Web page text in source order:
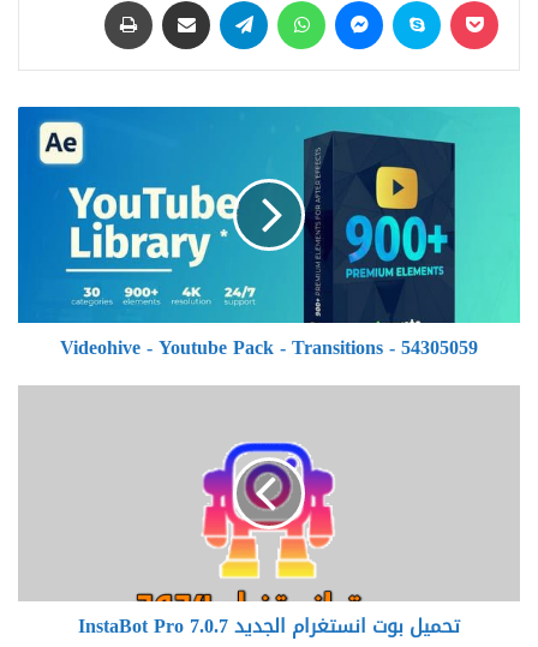
Videohive
Transitions
Videohive - Youtube Pack - Transitions - 54305059
تحميل بوت انستغرام الجديد InstaBot Pro 7.0.7